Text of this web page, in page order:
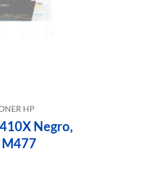
HP
Negro,